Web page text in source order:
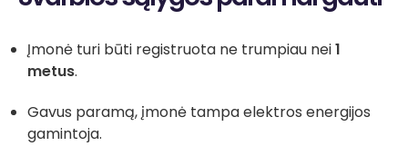
Įmonė turi būti registruota ne trumpiau nei1
metus.
Gavus paramą, įmonė tampa elektros energijos
gamintoja.